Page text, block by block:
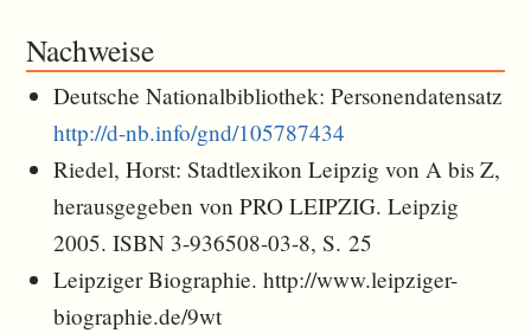
Nachweise
Deutsche Nationalbibliothek: Personendatensatz
http://d-nb.info/gnd/105787434
Riedel, Horst: Stadtlexikon Leipzig von A bis Z,
herausgegeben von PRO LEIPZIG. Leipzig
2005. ISBN 3-936508-03-8, S. 25
Leipziger Biographie. http://www.leipziger-
biographie.de/9wt